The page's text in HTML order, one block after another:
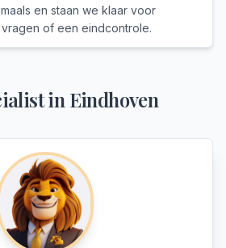
en staan we klaar voor
of een eindcontrole.
in Eindhoven